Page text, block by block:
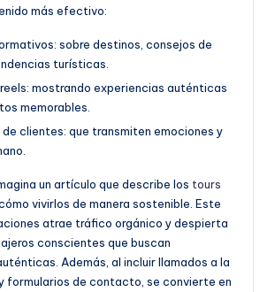
más efectivo:
sobre destinos, consejos de
turísticas.
mostrando experiencias auténticas
memorables.
clientes: que transmiten emociones y
un artículo que describe los tours
vivirlos de manera sostenible. Este
atrae tráfico orgánico y despierta
conscientes que buscan
Además, al incluir llamados a la
formularios de contacto, se convierte en